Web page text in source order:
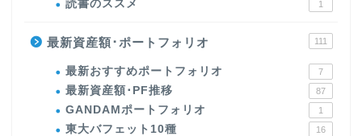
読書のススメ 1
最新資産額･ポートフォリオ 111
最新おすすめポートフォリオ 7
最新資産額･PF推移 87
GANDAMポートフォリオ 1
東大バフェット10種 16